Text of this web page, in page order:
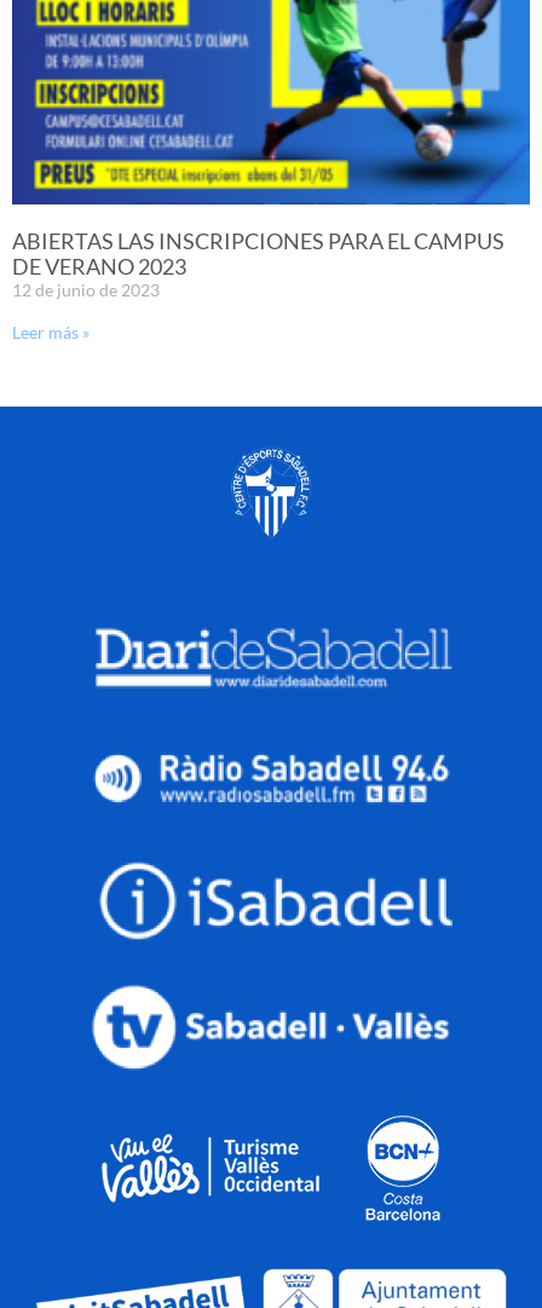
ABIERTAS LAS INSCRIPCIONES PARA EL CAMPUS
DE VERANO 2023
12 de junio de 2023
Leer más »